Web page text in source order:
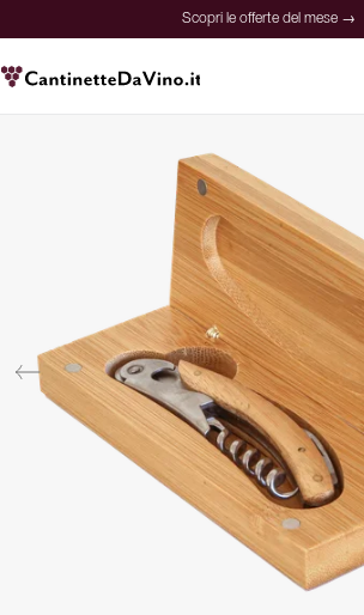
Scopri le offerte del mese →